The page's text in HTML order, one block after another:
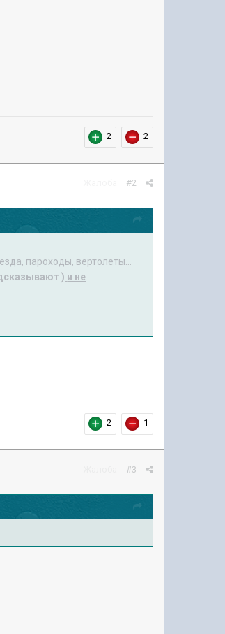
2 2
#2
пароходы, вертолеты...
) и не
2 1
#3